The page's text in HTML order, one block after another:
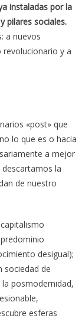
instaladas por la
pilares sociales.
a nuevos
revolucionario y a
«post» que
lo que es o hacia
a mejor
la
de nuestro
desigual);
sociedad de
posmodernidad,
esferas